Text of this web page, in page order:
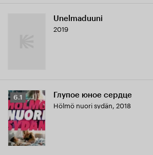
Unelmaduuni
2019
Рейтинг
Кинопоиска
6.1
6.1 Глупое юное сердце
Hölmö nuori sydän, 2018